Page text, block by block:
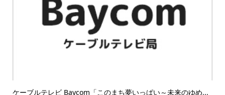
ケーブルテレビ Baycom「このまち夢いっぱい～未来のゆめ...